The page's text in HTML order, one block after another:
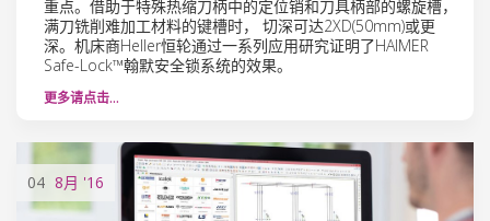
重点。借助于特殊热缩刀柄中的定位销和刀具柄部的螺旋槽，
满刀铣削难加工材料的键槽时， 切深可达2XD(50mm)或更
深。机床商Heller恒轮通过一系列应用研究证明了HAIMER
Safe-Lock™翰默安全锁系统的效果。
更多请点击…
04 8月 '16